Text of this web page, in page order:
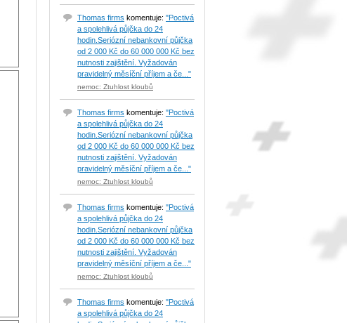
Thomas firms komentuje: "Poctivá
a spolehlivá půjčka do 24
hodin.Seriózní nebankovní půjčka
od 2 000 Kč do 60 000 000 Kč bez
nutnosti zajištění. Vyžadován
pravidelný měsíční příjem a če..."
nemoc: Ztuhlost kloubů
Thomas firms komentuje: "Poctivá
a spolehlivá půjčka do 24
hodin.Seriózní nebankovní půjčka
od 2 000 Kč do 60 000 000 Kč bez
nutnosti zajištění. Vyžadován
pravidelný měsíční příjem a če..."
nemoc: Ztuhlost kloubů
Thomas firms komentuje: "Poctivá
a spolehlivá půjčka do 24
hodin.Seriózní nebankovní půjčka
od 2 000 Kč do 60 000 000 Kč bez
nutnosti zajištění. Vyžadován
pravidelný měsíční příjem a če..."
nemoc: Ztuhlost kloubů
Thomas firms komentuje: "Poctivá
a spolehlivá půjčka do 24